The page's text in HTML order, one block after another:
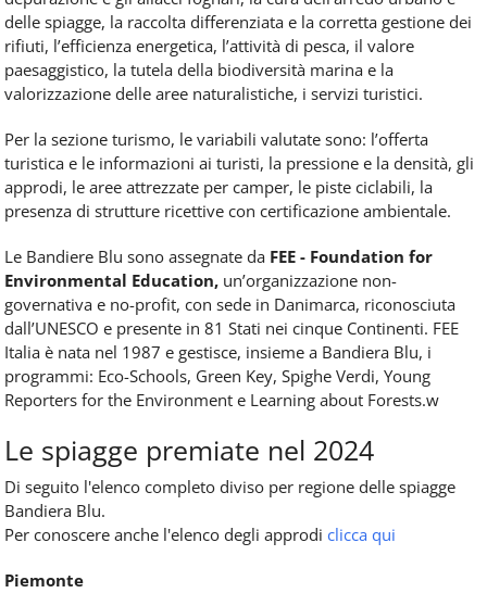
delle spiagge, la raccolta differenziata e la corretta gestione dei
rifiuti, l’efficienza energetica, l’attività di pesca, il valore
paesaggistico, la tutela della biodiversità marina e la
valorizzazione delle aree naturalistiche, i servizi turistici.
Per la sezione turismo, le variabili valutate sono: l’offerta
turistica e le informazioni ai turisti, la pressione e la densità, gli
approdi, le aree attrezzate per camper, le piste ciclabili, la
presenza di strutture ricettive con certificazione ambientale.
Le Bandiere Blu sono assegnate da FEE - Foundation for
Environmental Education, un’organizzazione non-
governativa e no-profit, con sede in Danimarca, riconosciuta
dall’UNESCO e presente in 81 Stati nei cinque Continenti. FEE
Italia è nata nel 1987 e gestisce, insieme a Bandiera Blu, i
programmi: Eco-Schools, Green Key, Spighe Verdi, Young
Reporters for the Environment e Learning about Forests.w
Le spiagge premiate nel 2024
Di seguito l'elenco completo diviso per regione delle spiagge
Bandiera Blu.
Per conoscere anche l'elenco degli approdi clicca qui
Piemonte